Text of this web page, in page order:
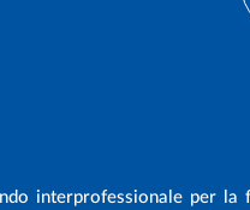
interprofessionale per la